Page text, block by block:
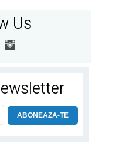
Us
ABONEAZA-TE